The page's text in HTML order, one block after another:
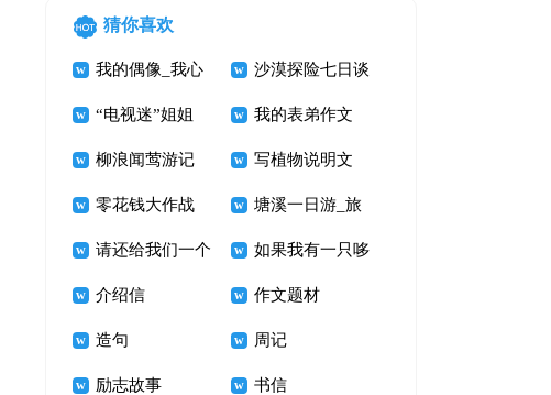
猜你喜欢
我的偶像_我心
中的鲁迅先生作
文800字
沙漠探险七日谈
“电视迷”姐姐 我的表弟作文
柳浪闻莺游记 写植物说明文
400字 打破碗花
零花钱大作战 塘溪一日游_旅
游记事作文700
字
请还给我们一个
美丽的家
如果我有一只哆
啦A梦
介绍信 作文题材
造句 周记
励志故事 书信